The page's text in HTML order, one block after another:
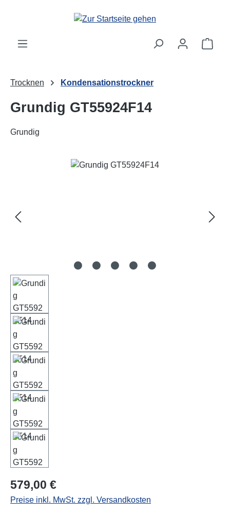
Zum Hauptinhalt springen
Trocknen Kondensationstrockner
Grundig GT55924F14
Grundig
Bildergalerie überspringen
Regulärer Preis:
579,00 €
Preise inkl. MwSt. zzgl. Versandkosten